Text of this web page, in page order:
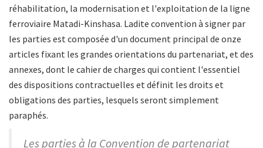
réhabilitation, la modernisation et l'exploitation de la ligne
ferroviaire Matadi-Kinshasa. Ladite convention à signer par
les parties est composée d'un document principal de onze
articles fixant les grandes orientations du partenariat, et des
annexes, dont le cahier de charges qui contient l'essentiel
des dispositions contractuelles et définit les droits et
obligations des parties, lesquels seront simplement
paraphés.
Les parties à la Convention de partenariat